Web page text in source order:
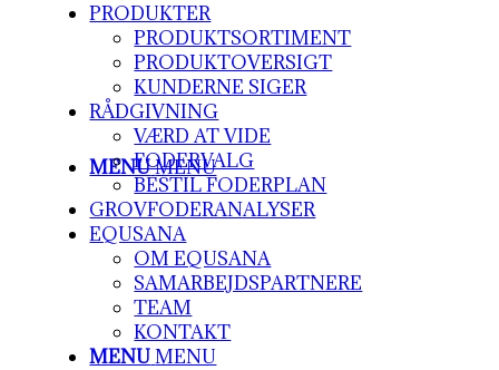
MENUMENU
PRODUKTER
PRODUKTSORTIMENT
PRODUKTOVERSIGT
KUNDERNE SIGER
RÅDGIVNING
VÆRD AT VIDE
FODERVALG
BESTIL FODERPLAN
GROVFODERANALYSER
EQUSANA
OM EQUSANA
SAMARBEJDSPARTNERE
TEAM
KONTAKT
MENU MENU